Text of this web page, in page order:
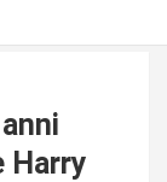
Harry